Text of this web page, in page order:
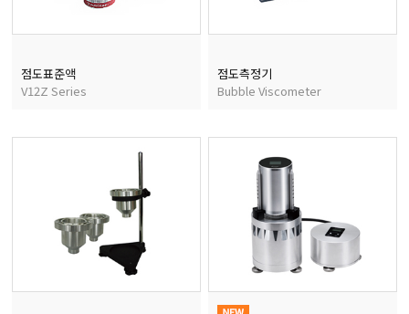
점도표준액
V12Z Series
점도측정기
Bubble Viscometer